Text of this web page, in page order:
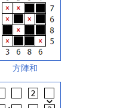
方陣和